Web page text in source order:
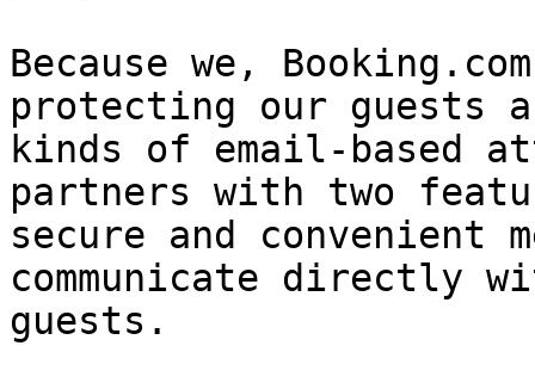
Because we,
protecting our guests
kinds of email-based
partners with two
secure and convenient
communicate directly
guests.